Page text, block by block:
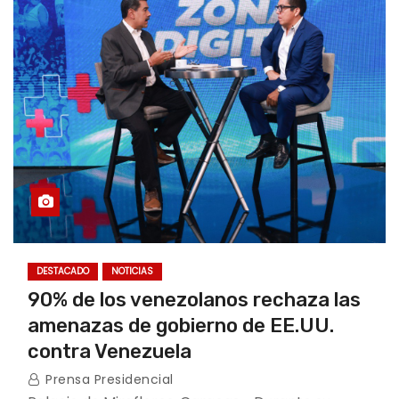
DESTACADO NOTICIAS
90% de los venezolanos rechaza las
amenazas de gobierno de EE.UU.
contra Venezuela
Prensa Presidencial